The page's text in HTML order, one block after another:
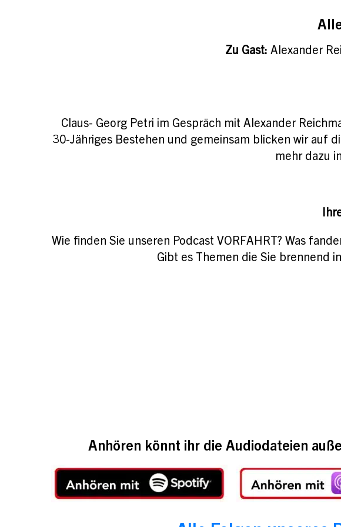
Zu Gast: Alexander
Claus- Georg Petri im Gespräch mit Alexander
30-Jähriges Bestehen und gemeinsam blicken wir auf
mehr dazu
Wie finden Sie unseren Podcast VORFAHRT? Was
Gibt es Themen die Sie brennend
Anhören könnt ihr die Audiodateien